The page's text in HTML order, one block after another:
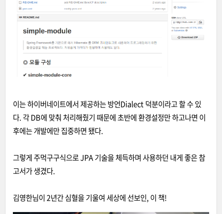
이는 하이버네이트에서 제공하는 방언Dialect 덕분이라고 할 수 있
다. 각 DB에 맞춰 처리해줬기 때문에 초반에 환경설정만 하고나면 이
후에는 개발에만 집중하면 됐다.
그렇게 주먹구구식으로 JPA 기술을 체득하며 사용하던 내게 좋은 참
고서가 생겼다.
김영한님이 2년간 심혈을 기울여 세상에 선보인, 이 책!